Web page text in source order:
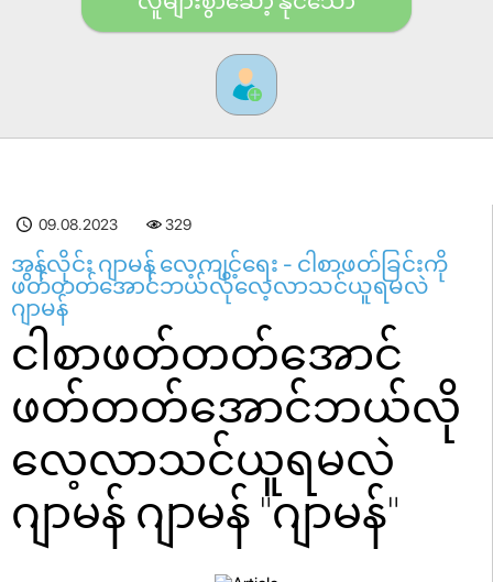
09.08.2023 329
အွန်လိုင်း ဂျာမန် လေ့ကျင့်ရေး - ငါစာဖတ်ခြင်းကို
ဖတ်တတ်အောင်ဘယ်လိုလေ့လာသင်ယူရမလဲ
ဂျာမန်
ငါစာဖတ်တတ်အောင်
ဖတ်တတ်အောင်ဘယ်လို
လေ့လာသင်ယူရမလဲ
ဂျာမန် ဂျာမန် "ဂျာမန်"